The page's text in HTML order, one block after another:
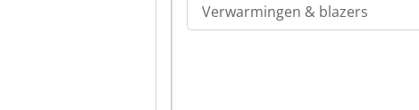
Verwarmingen & blazers